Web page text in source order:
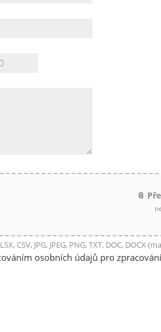
📎
CSV, JPG, JPEG, PNG, TXT, DOC, DOCX
osobních údajů pro